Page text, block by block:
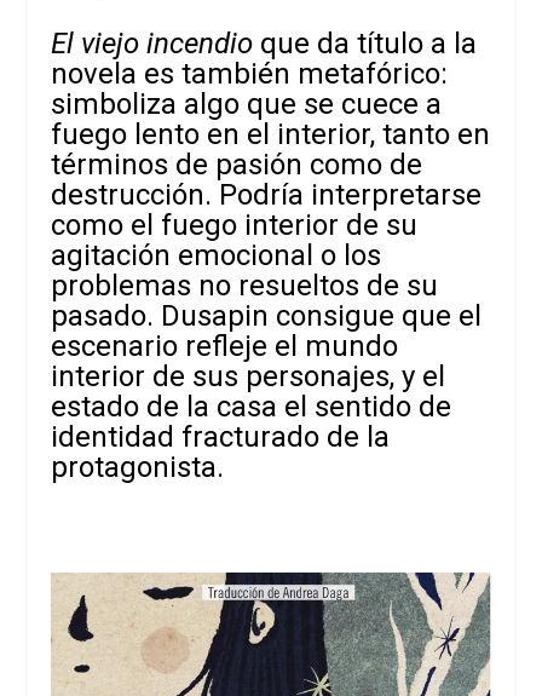
El viejo incendio que da título a la
novela es también metafórico:
simboliza algo que se cuece a
fuego lento en el interior, tanto en
términos de pasión como de
destrucción. Podría interpretarse
como el fuego interior de su
agitación emocional o los
problemas no resueltos de su
pasado. Dusapin consigue que el
escenario refleje el mundo
interior de sus personajes, y el
estado de la casa el sentido de
identidad fracturado de la
protagonista.